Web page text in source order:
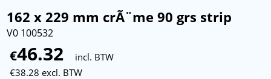
162 x 229 mm crÃ¨me 90 grs strip
V0 100532
€46.32
incl. BTW
€38.28 excl. BTW